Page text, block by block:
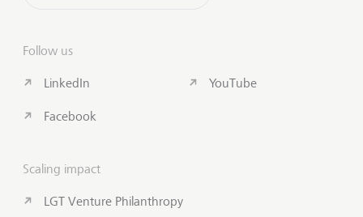
Follow us
LinkedIn
Facebook
YouTube
Scaling impact
LGT Venture Philanthropy